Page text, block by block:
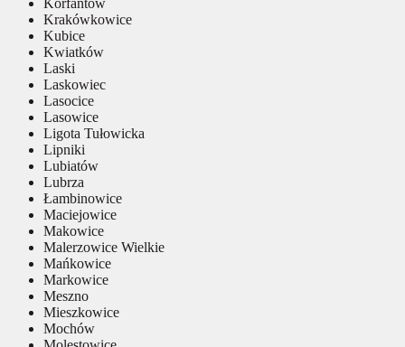
Krakówkowice
Kubice
Kwiatków
Laski
Laskowiec
Lasocice
Lasowice
Ligota Tułowicka
Lipniki
Lubiatów
Lubrza
Łambinowice
Maciejowice
Makowice
Malerzowice Wielkie
Mańkowice
Markowice
Meszno
Mieszkowice
Mochów